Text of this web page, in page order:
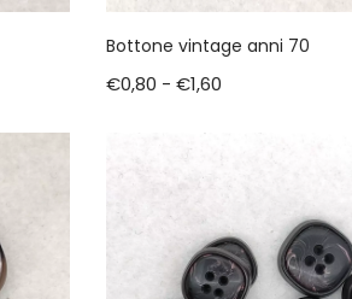
Bottone vintage anni 70
€0,80 - €1,60